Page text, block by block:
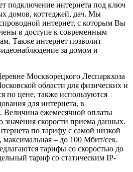
подключение интернета под ключ
домов, коттеджей, дач. Мы
интернет, с которым Вы
в доступе к современным
Также интернет позволит
за домом и
Москворецкого Леспаркхоза
области для физических и
по цене, также используются
для интернета, в
Величина ежемесячной оплаты
значения скорости приема данных.
по тарифу с самой низкой
– до 100 Мбит/сек.
тарифы со скоростью до
тариф со статическим IP-